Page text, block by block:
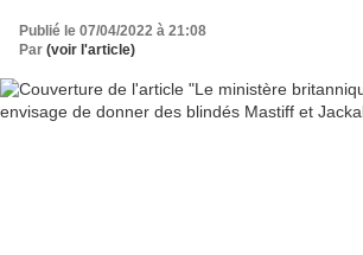
Publié le 07/04/2022 à 21:08
Par (voir l'article)